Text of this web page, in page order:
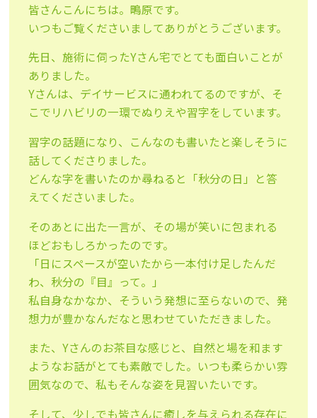
皆さんこんにちは。鴫原です。
いつもご覧くださいましてありがとうございます。
先日、施術に伺ったYさん宅でとても面白いことが
ありました。
Yさんは、デイサービスに通われてるのですが、そ
こでリハビリの一環でぬりえや習字をしています。
習字の話題になり、こんなのも書いたと楽しそうに
話してくださりました。
どんな字を書いたのか尋ねると「秋分の日」と答
えてくださいました。
そのあとに出た一言が、その場が笑いに包まれる
ほどおもしろかったのです。
「日にスペースが空いたから一本付け足したんだ
わ、秋分の『目』って。」
私自身なかなか、そういう発想に至らないので、発
想力が豊かなんだなと思わせていただきました。
また、Yさんのお茶目な感じと、自然と場を和ます
ようなお話がとても素敵でした。いつも柔らかい雰
囲気なので、私もそんな姿を見習いたいです。
そして、少しでも皆さんに癒しを与えられる存在に